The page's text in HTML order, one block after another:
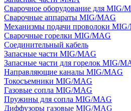
Сварочное оборудование для MIG/
Сварочные аппараты MIG/MAG
Механизмы подачи проволоки
Сварочные горелки MIG/MAG
Соединительный кабель
Запасные части MIG/MAG
Запасные части для горелок MIG/
Направляющие каналы MIG/MAG
Токосъемники MIG/MAG
Газовые сопла MIG/MAG
Пружины для сопла MIG/MAG
Диффузоры газовые MIG/MAG